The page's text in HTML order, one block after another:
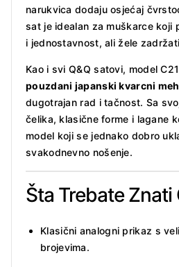
narukvica dodaju osjećaj
sat je idealan za muškarce koji
i jednostavnost, ali žele
Kao i svi Q&Q satovi, model
pouzdani japanski kvarcni
dugotrajan rad i tačnost. Sa
čelika, klasične forme i lagane
model koji se jednako dobro
svakodnevno nošenje.
Šta Trebate Znati
Klasični analogni prikaz s
brojevima.